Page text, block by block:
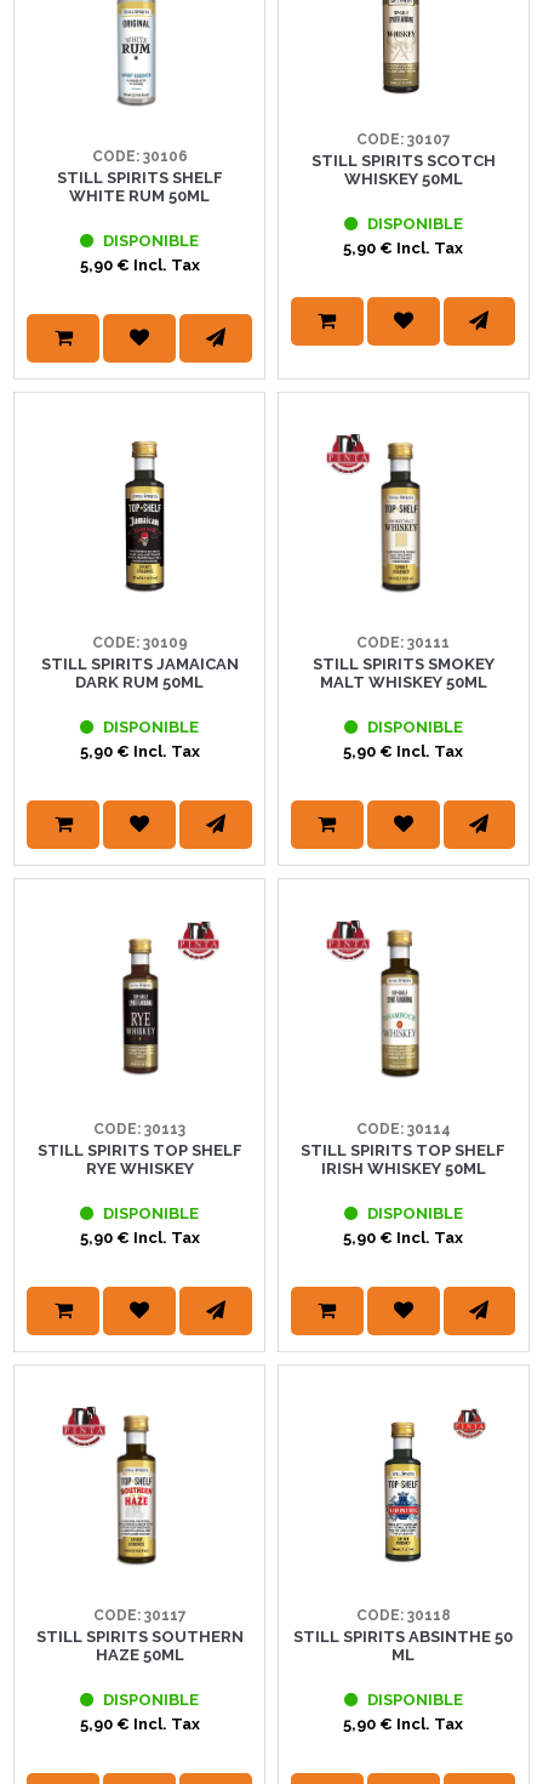
CODE: 30106
STILL SPIRITS SHELF
WHITE RUM 50ML
DISPONIBLE
5,90 € Incl. Tax
CODE: 30107
STILL SPIRITS SCOTCH
WHISKEY 50ML
DISPONIBLE
5,90 € Incl. Tax
CODE: 30109
STILL SPIRITS JAMAICAN
DARK RUM 50ML
DISPONIBLE
5,90 € Incl. Tax
CODE: 30111
STILL SPIRITS SMOKEY
MALT WHISKEY 50ML
DISPONIBLE
5,90 € Incl. Tax
CODE: 30113
STILL SPIRITS TOP SHELF
RYE WHISKEY
DISPONIBLE
5,90 € Incl. Tax
CODE: 30114
STILL SPIRITS TOP SHELF
IRISH WHISKEY 50ML
DISPONIBLE
5,90 € Incl. Tax
CODE: 30117
STILL SPIRITS SOUTHERN
HAZE 50ML
DISPONIBLE
5,90 € Incl. Tax
CODE: 30118
STILL SPIRITS ABSINTHE 50
ML
DISPONIBLE
5,90 € Incl. Tax